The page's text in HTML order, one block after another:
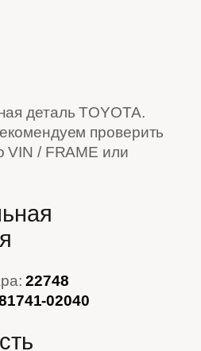
деталь TOYOTA.
проверить
VIN / FRAME или
22748
02040